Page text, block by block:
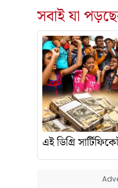
সবাই যা
এর অর্থ কী?এই ডিগ্রি